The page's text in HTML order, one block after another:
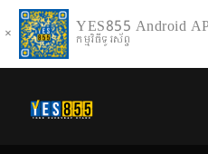
× YES855 Android
កម្មវិធីទូរស័ព្ទ